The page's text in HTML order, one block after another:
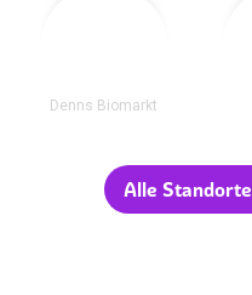
Denns Biomarkt
Alle Standorte